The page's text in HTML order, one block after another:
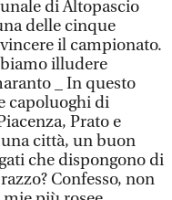
di Altopascio
delle cinque
il campionato.
illudere
_ In questo
capoluoghi di
Prato e
città, un buon
che dispongono di
Confesso, non